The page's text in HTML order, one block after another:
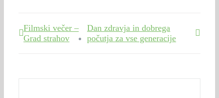
Filmski večer –
Grad strahov
Dan zdravja in dobrega
počutja za vse generacije